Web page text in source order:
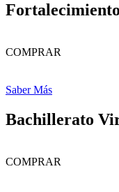
COMPRAR
Saber Más
Bachillerato
COMPRAR